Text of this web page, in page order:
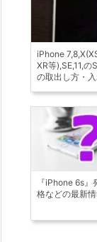
iPhone
XR等),SE,11,の
の取出し方・
『iPhone 6s』
格などの最新